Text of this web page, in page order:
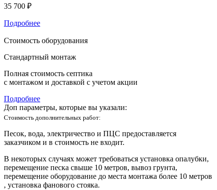
35 700 ₽
Подробнее
Стоимость оборудования
Стандартный монтаж
Полная стоимость септика
с монтажом и доставкой с учетом акции
Подробнее
Доп параметры, которые вы указали:
Стоимость дополнительных работ:
Песок, вода, электричество и ПЦС предоставляется
заказчиком и в стоимость не входит.
В некоторых случаях может требоваться установка опалубки,
перемещение песка свыше 10 метров, вывоз грунта,
перемещение оборудование до места монтажа более 10 метров
, установка фанового стояка.